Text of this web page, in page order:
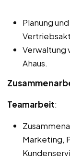
Planung
Verwaltung
Ahaus.
Teamarbeit:
Marketing,